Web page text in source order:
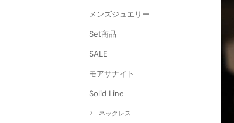
メンズジュエリー
Set商品
SALE
モアサナイト
Solid Line
ネックレス